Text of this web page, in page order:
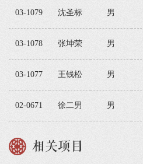
03-1079 沈圣标 男
03-1078 张坤荣 男
03-1077 王钱松 男
02-0671 徐二男 男
相关项目